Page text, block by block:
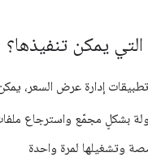
يمكن تنفيذها؟
إدارة عرض السعر، يمكن
بشكلٍ مجمّع واسترجاع ملفات
وتشغيلها لمرة واحدة